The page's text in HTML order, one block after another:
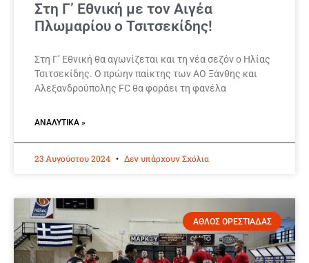
Στη Γ’ Εθνική με τον Αιγέα
Πλωμαρίου ο Τσιτσεκίδης!
Στη Γ’ Εθνική θα αγωνίζεται και τη νέα σεζόν ο Ηλίας
Τσιτσεκίδης. Ο πρώην παίκτης των ΑΟ Ξάνθης και
Αλεξανδρούπολης FC θα φοράει τη φανέλα
ΑΝΑΛΥΤΙΚΆ »
23 Αυγούστου 2024 Δεν υπάρχουν Σχόλια
ΑΘΛΟΣ ΟΡΕΣΤΙΑΔΑΣ